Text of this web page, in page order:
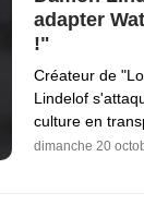
adapter
!"
Créateur de
Lindelof
culture en
dimanche 20